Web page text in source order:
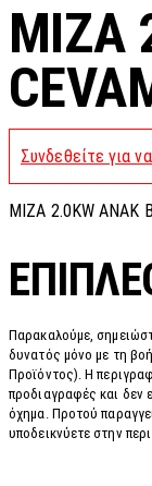
MIZA
Συνδεθείτε για
MIZA 2.0KW ANAK
Παρακαλούμε,
δυνατός μόνο με τη
Προϊόντος). Η
προδιαγραφές και δεν
όχημα. Προτού
υποδεικνύετε στην